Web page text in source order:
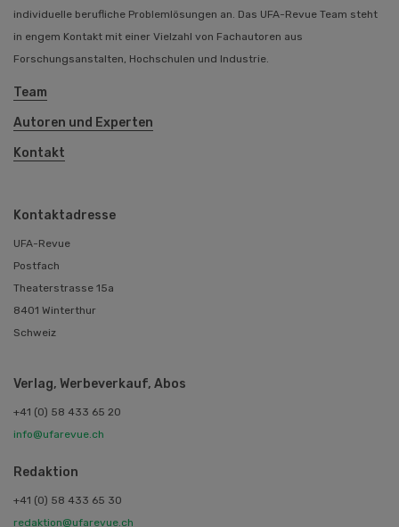
individuelle berufliche Problemlösungen an. Das UFA-Revue Team steht
in engem Kontakt mit einer Vielzahl von Fachautoren aus
Forschungsanstalten, Hochschulen und Industrie.
Team
Autoren und Experten
Kontakt
Kontaktadresse
UFA-Revue
Postfach
Theaterstrasse 15a
8401 Winterthur
Schweiz
Verlag, Werbeverkauf, Abos
+41 (0) 58 433 65 20
info@ufarevue.ch
Redaktion
+41 (0) 58 433 65 30
redaktion@ufarevue.ch